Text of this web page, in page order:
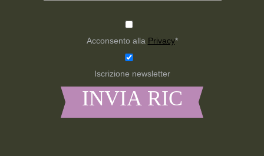
Acconsento alla Privacy*
Iscrizione newsletter